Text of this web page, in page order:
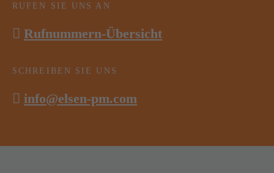
RUFEN SIE UNS AN
Rufnummern-Übersicht
SCHREIBEN SIE UNS
info@elsen-pm.com